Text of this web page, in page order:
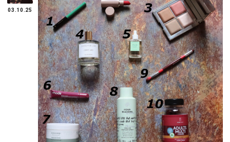
03.10.25